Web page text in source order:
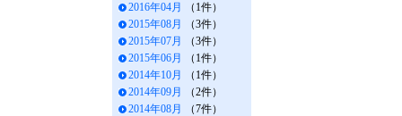
2016年04月
（1件）
2015年08月
（3件）
2015年07月
（3件）
2015年06月
（1件）
2014年10月
（1件）
2014年09月
（2件）
2014年08月
（7件）